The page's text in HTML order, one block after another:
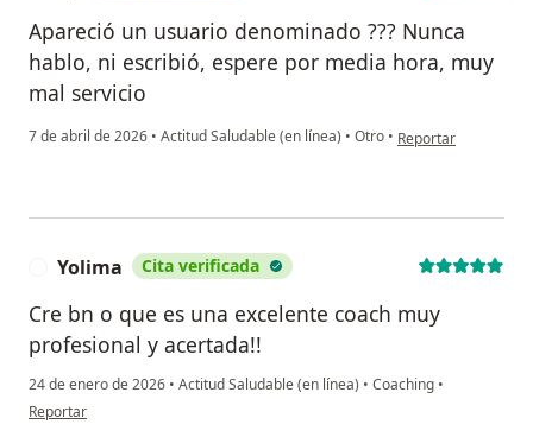
Apareció un usuario denominado ??? Nunca
hablo, ni escribió, espere por media hora, muy
mal servicio
7 de abril de 2026 • Actitud Saludable (en línea) • Otro • en opinión del
Reportar
Yolima Cita verificada
Cre bn o que es una excelente coach muy
profesional y acertada!!
24 de enero de 2026 • Actitud Saludable (en línea) • Coaching •
en opinión del usuario Yolima
Reportar